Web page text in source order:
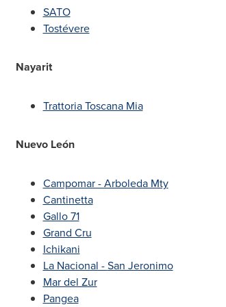
SATO
Tostévere
Nayarit
Trattoria Toscana Mia
Nuevo León
Campomar - Arboleda Mty
Cantinetta
Gallo 71
Grand Cru
Ichikani
La Nacional -San Jeronimo
Mar del Zur
Pangea